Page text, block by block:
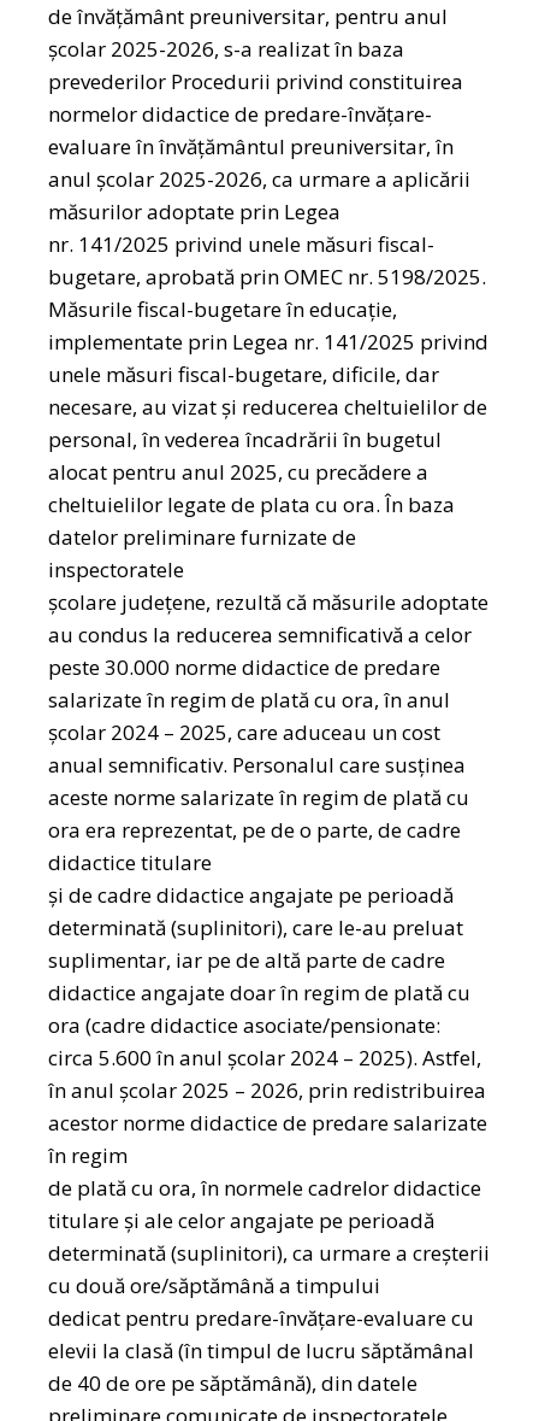
de învăţământ preuniversitar, pentru anul
şcolar 2025-2026, s-a realizat în baza
prevederilor Procedurii privind constituirea
normelor didactice de predare-învățare-
evaluare în învățământul preuniversitar, în
anul şcolar 2025-2026, са urmare a aplicării
măsurilor adoptate prin Legea
nr. 141/2025 privind unele măsuri fiscal-
bugetare, aprobată prin OMEC nr. 5198/2025.
Măsurile fiscal-bugetare în educaţie,
implementate prin Legea nr. 141/2025 privind
unele măsuri fiscal-bugetare, dificile, dar
necesare, au vizat și reducerea cheltuielilor de
personal, în vederea încadrării în bugetul
alocat pentru anul 2025, cu precădere a
cheltuielilor legate de plata cu ora. În baza
datelor preliminare furnizate de
inspectoratele
şcolare judeţene, rezultă că măsurile adoptate
au condus la reducerea semnificativă a celor
peste 30.000 norme didactice de predare
salarizate în regim de plată cu ora, în anul
şcolar 2024 – 2025, care aduceau un cost
anual semnificativ. Personalul care susținea
aceste norme salarizate în regim de plată cu
ora era reprezentat, pe de o parte, de cadre
didactice titulare
şi de cadre didactice angajate pe perioadă
determinată (suplinitori), care le-au preluat
suplimentar, iar pe de altă parte de cadre
didactice angajate doar în regim de plată cu
ora (cadre didactice asociate/pensionate:
circa 5.600 în anul şcolar 2024 – 2025). Astfel,
în anul şcolar 2025 – 2026, prin redistribuirea
acestor norme didactice de predare salarizate
în regim
de plată cu ora, în normele cadrelor didactice
titulare și ale celor angajate pe perioadă
determinată (suplinitori), ca urmare a creşterii
cu două ore/săptămână a timpului
dedicat pentru predare-învăţare-evaluare cu
elevii la clasă (în timpul de lucru săptămânal
de 40 de ore pe săptămână), din datele
preliminare comunicate de inspectoratele